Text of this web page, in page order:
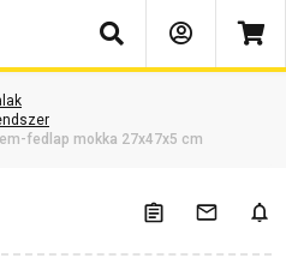
Keresés
fedlap mokka 27x47x5 cm
és válaszok Kapcsolódó cikkek